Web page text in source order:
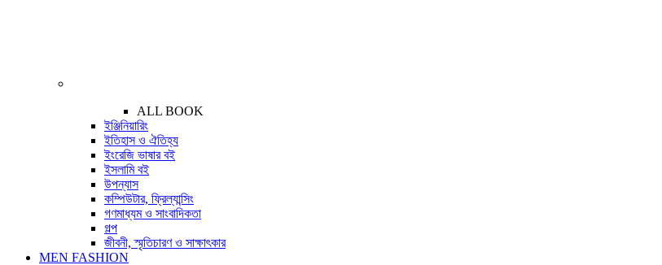
ALL BOOK
ইঞ্জিনিয়ারিং
ইতিহাস ও ঐতিহ্য
ইংরেজি ভাষার বই
ইসলামি বই
উপন্যাস
কম্পিউটার, ফ্রিল্যান্সিং
গণমাধ্যম ও সাংবাদিকতা
গল্প
জীবনী, স্মৃতিচারণ ও সাক্ষাৎকার
MEN FASHION